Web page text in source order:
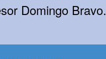
Domingo Bravo.